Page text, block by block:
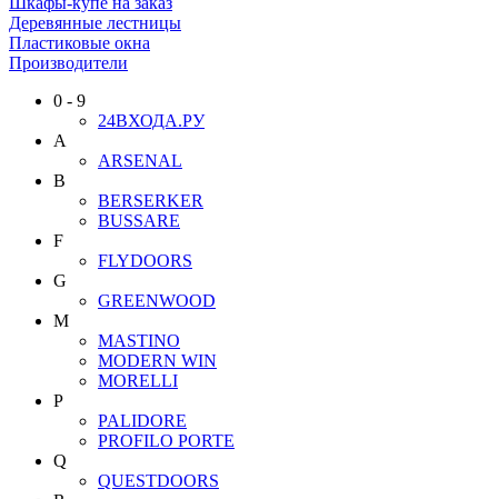
Деревянные лестницы
Пластиковые окна
Производители
0 - 9
24ВХОДА.РУ
A
ARSENAL
B
BERSERKER
BUSSARE
F
FLYDOORS
G
GREENWOOD
M
MASTINO
MODERN WIN
MORELLI
P
PALIDORE
PROFILO PORTE
Q
QUESTDOORS